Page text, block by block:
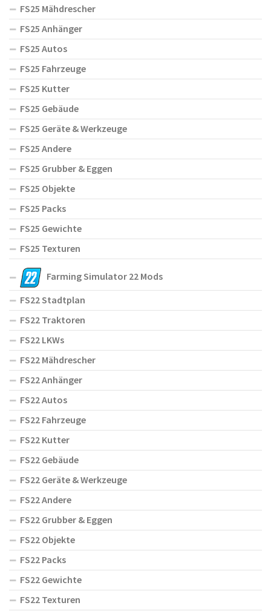
FS25 Mähdrescher
FS25 Anhänger
FS25 Autos
FS25 Fahrzeuge
FS25 Kutter
FS25 Gebäude
FS25 Geräte & Werkzeuge
FS25 Andere
FS25 Grubber & Eggen
FS25 Objekte
FS25 Packs
FS25 Gewichte
FS25 Texturen
Farming Simulator 22 Mods
FS22 Stadtplan
FS22 Traktoren
FS22 LKWs
FS22 Mähdrescher
FS22 Anhänger
FS22 Autos
FS22 Fahrzeuge
FS22 Kutter
FS22 Gebäude
FS22 Geräte & Werkzeuge
FS22 Andere
FS22 Grubber & Eggen
FS22 Objekte
FS22 Packs
FS22 Gewichte
FS22 Texturen